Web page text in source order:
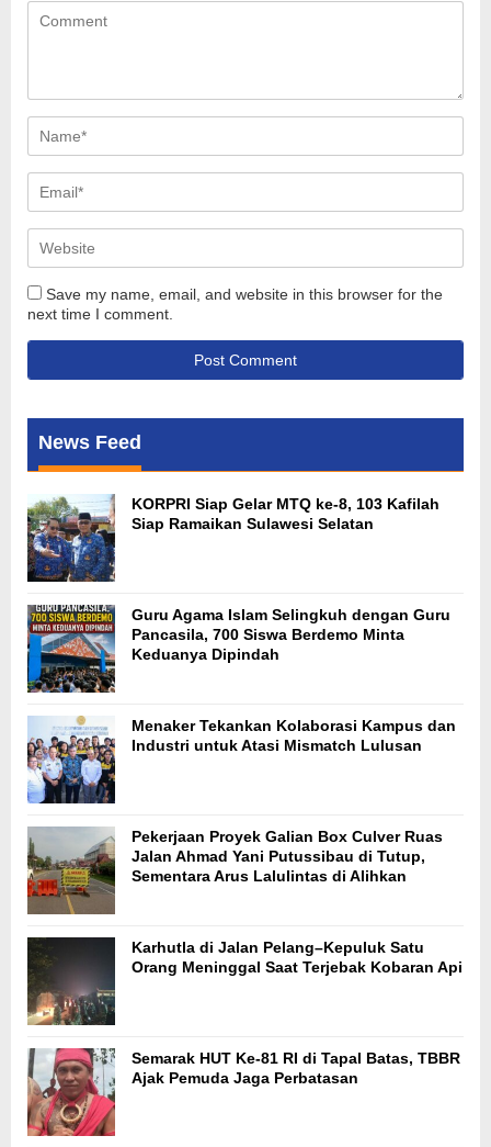
Save my name, email, and website in this browser for the
next time I comment.
News Feed
KORPRI Siap Gelar MTQ ke-8, 103 Kafilah
Siap Ramaikan Sulawesi Selatan
Guru Agama Islam Selingkuh dengan Guru
Pancasila, 700 Siswa Berdemo Minta
Keduanya Dipindah
Menaker Tekankan Kolaborasi Kampus dan
Industri untuk Atasi Mismatch Lulusan
Pekerjaan Proyek Galian Box Culver Ruas
Jalan Ahmad Yani Putussibau di Tutup,
Sementara Arus Lalulintas di Alihkan
Karhutla di Jalan Pelang–Kepuluk Satu
Orang Meninggal Saat Terjebak Kobaran Api
Semarak HUT Ke-81 RI di Tapal Batas, TBBR
Ajak Pemuda Jaga Perbatasan